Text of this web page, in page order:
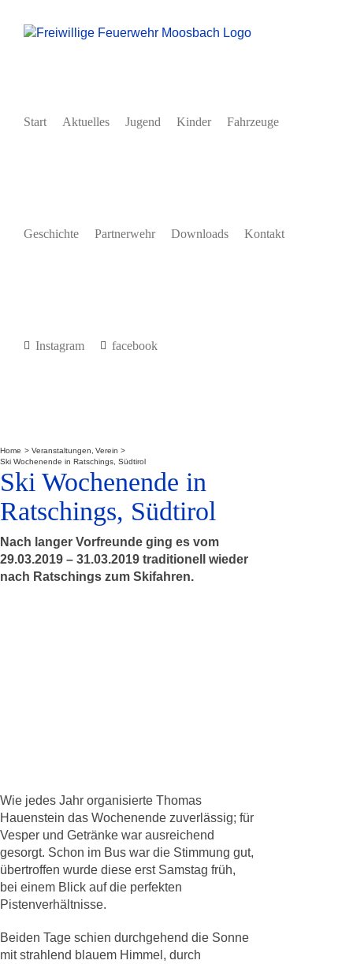
Inhalt
Start Aktuelles Jugend Kinder Fahrzeuge
Geschichte Partnerwehr Downloads Kontakt
Instagram facebook
Home Veranstaltungen Verein
Ski Wochenende in Ratschings, Südtirol
Ski Wochenende in
Ratschings, Südtirol
Nach langer Vorfreunde ging es vom
29.03.2019 – 31.03.2019 traditionell wieder
nach Ratschings zum Skifahren.
Wie jedes Jahr organisierte Thomas
Hauenstein das Wochenende zuverlässig; für
Vesper und Getränke war ausreichend
gesorgt. Schon im Bus war die Stimmung gut,
übertroffen wurde diese erst Samstag früh,
bei einem Blick auf die perfekten
Pistenverhältnisse.
Beiden Tage schien durchgehend die Sonne
mit strahlend blauem Himmel, durch